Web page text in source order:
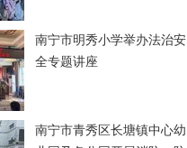
南宁市明秀小学举办法治安
全专题讲座
南宁市青秀区长塘镇中心幼